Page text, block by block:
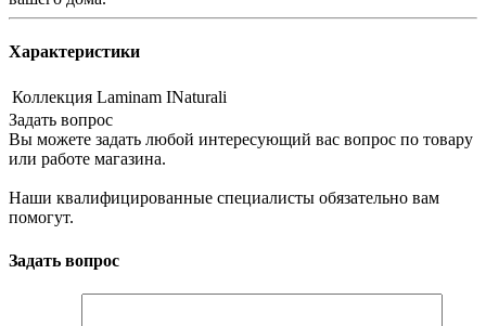
Характеристики
Коллекция Laminam INaturali
Задать вопрос
Вы можете задать любой интересующий вас вопрос по товару
или работе магазина.
Наши квалифицированные специалисты обязательно вам
помогут.
Задать вопрос